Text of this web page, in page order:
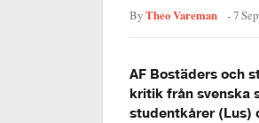
ByTheo Vareman -7
AF Bostäders och
kritik från svenska
studentkårer (Lus)